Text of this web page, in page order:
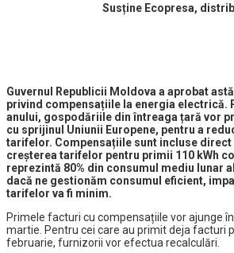
Susține Ecopresa,
Guvernul Republicii Moldova a aprobat
privind compensațiile la energia electrică.
anului, gospodăriile din întreaga țară vor
cu sprijinul Uniunii Europene, pentru a
tarifelor. Compensațiile sunt incluse direct
creșterea tarifelor pentru primii 110 kWh
reprezintă 80% din consumul mediu lunar
dacă ne gestionăm consumul eficient,
tarifelor va fi minim.
Primele facturi cu compensațiile vor ajunge
martie. Pentru cei care au primit deja facturi
februarie, furnizorii vor efectua recalculări.